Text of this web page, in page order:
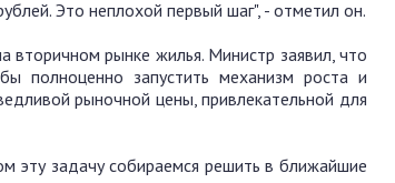
Это неплохой первый шаг", - отметил он.
вторичном рынке жилья. Министр заявил, что
полноценно запустить механизм роста и
рыночной цены, привлекательной для
эту задачу собираемся решить в ближайшие